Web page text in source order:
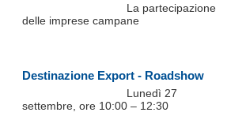
La partecipazione
delle imprese campane
Destinazione Export - Roadshow
Lunedì 27
settembre, ore 10:00 – 12:30